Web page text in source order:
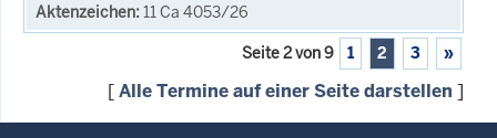
11 Ca 4053/26
Seite 2 von 9 1 2 3 »
[Alle Termine auf einer Seite darstellen ]